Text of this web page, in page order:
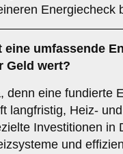
Energiecheck
eine umfassende
Geld wert?
denn eine fundierte
langfristig, Heiz-
Investitionen in
und